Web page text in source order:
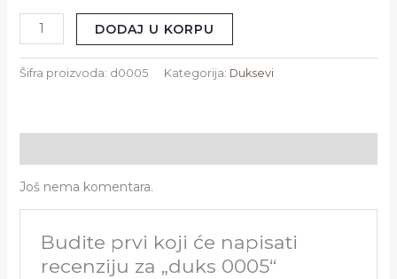
DODAJ U KORPU
Šifra proizvoda: d0005 Kategorija: Duksevi
Još nema komentara.
Budite prvi koji će napisati
recenziju za „duks 0005“